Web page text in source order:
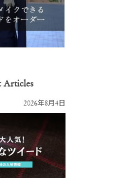
Articles
2026年8月4日